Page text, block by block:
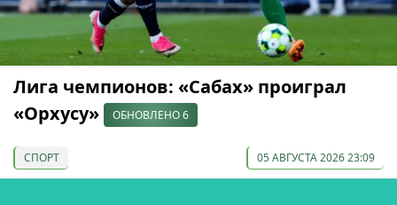
Лига чемпионов: «Сабах» проиграл
«Орхусу»
ОБНОВЛЕНО 6
СПОРТ 05 АВГУСТА 2026 23:09